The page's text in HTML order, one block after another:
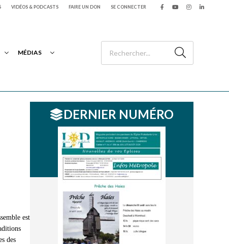
VIDÉOS & PODCASTS FAIRE UN DON SE CONNECTER
MÉDIAS
est
des
DERNIER NUMÉRO